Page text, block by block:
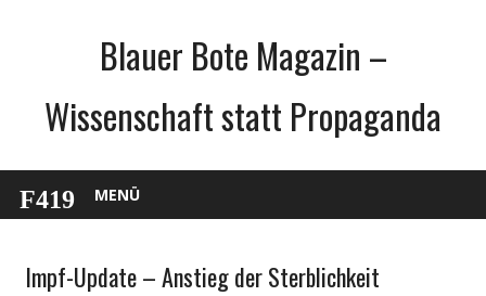
Blauer Bote Magazin –
Wissenschaft statt Propaganda
MENÜ
Gesellschaft
Impf-Update – Anstieg der Sterblichkeit